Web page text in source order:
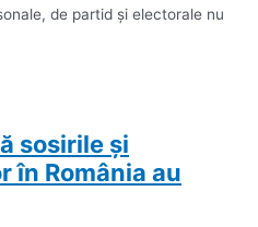
de partid şi electorale nu
sosirile şi
România au